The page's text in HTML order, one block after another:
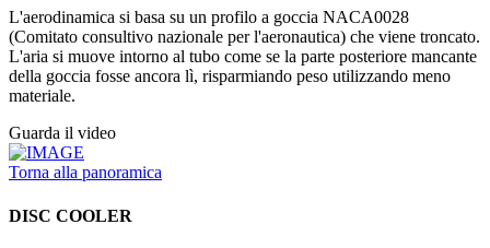
L'aerodinamica si basa su un profilo a goccia NACA0028
(Comitato consultivo nazionale per l'aeronautica) che viene troncato.
L'aria si muove intorno al tubo come se la parte posteriore mancante
della goccia fosse ancora lì, risparmiando peso utilizzando meno
materiale.
Guarda il video
Torna alla panoramica
DISC COOLER